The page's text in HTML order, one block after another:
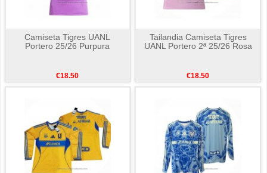
Camiseta Tigres UANL
Portero 25/26 Purpura
€18.50
Tailandia Camiseta Tigres
UANL Portero 2ª 25/26 Rosa
€18.50